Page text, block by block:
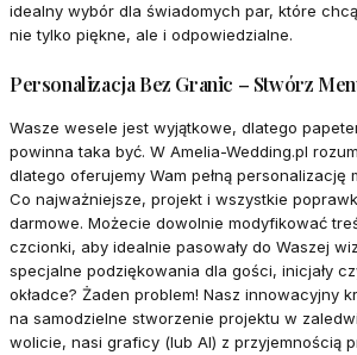
idealny wybór dla świadomych par, które
nie tylko piękne, ale i odpowiedzialne.
Personalizacja Bez Granic – Stwórz
Wasze wesele jest wyjątkowe, dlatego
powinna taka być. W Amelia-Wedding.pl
dlatego oferujemy Wam pełną personalizację
Co najważniejsze, projekt i wszystkie
darmowe. Możecie dowolnie modyfikować
czcionki, aby idealnie pasowały do Waszej
specjalne podziękowania dla gości, inicjały
okładce? Żaden problem! Nasz innowacyjny
na samodzielne stworzenie projektu w
wolicie, nasi graficy (lub AI) z przyjemnością